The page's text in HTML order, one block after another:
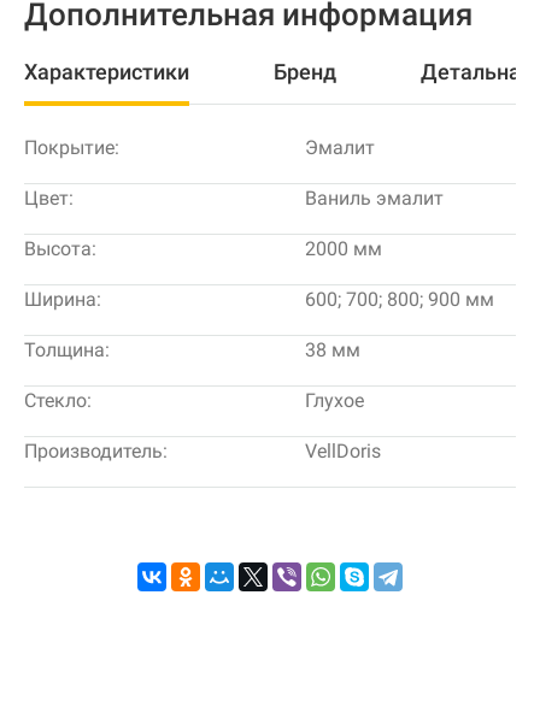
Дополнительная информация
Характеристики Бренд
Покрытие: Эмалит
Цвет: Ваниль эмалит
Высота: 2000 мм
Ширина: 600; 700; 800; 900 мм
Толщина: 38 мм
Стекло: Глухое
Производитель: VellDoris